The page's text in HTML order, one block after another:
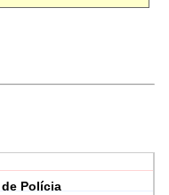
Polícia